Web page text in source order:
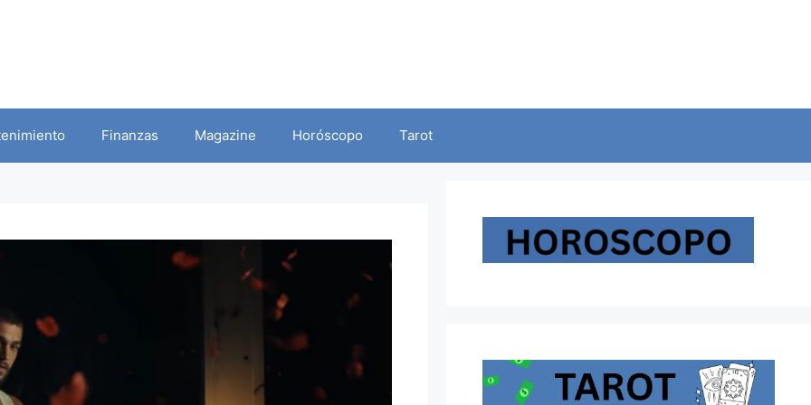
Finanzas Magazine Horóscopo Tarot